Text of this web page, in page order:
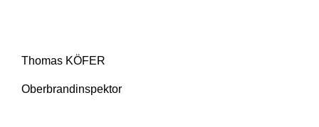
Thomas KÖFER
Oberbrandinspektor